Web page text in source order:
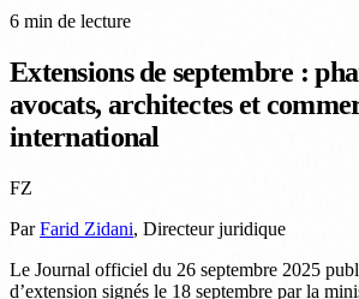
6 min de lecture
Extensions de septembre :
avocats, architectes et
international
FZ
ParFarid Zidani, Directeur juridique
Le Journal officiel du 26 septembre 2025
d’extension signés le 18 septembre par la